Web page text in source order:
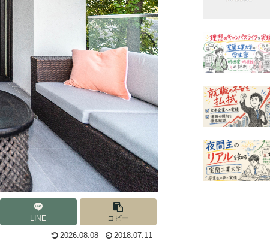
LINE コピー
2026.08.08 2018.07.11